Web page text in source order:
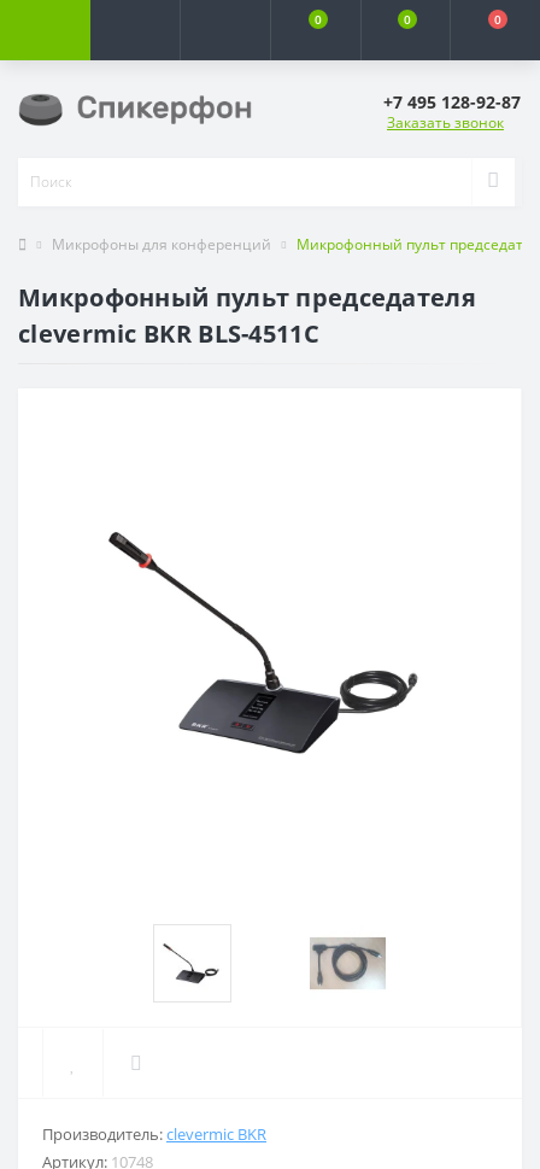
0 0 0
+7 495 128-92-87
Заказать звонок
Микрофоны для конференций Микрофонный пульт
Микрофонный пульт председателя
clevermic BKR BLS-4511C
Производитель:clevermic BKR
Артикул: 10748